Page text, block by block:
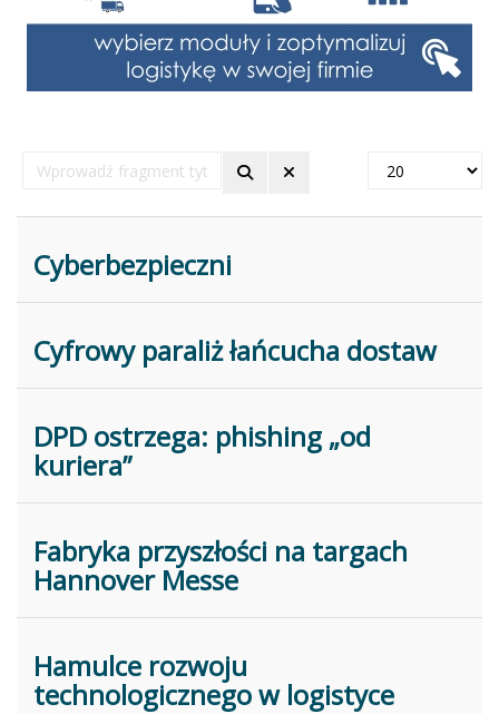
Wprowadź
fragment
Pokaż
Cyberbezpieczni
Cyfrowy paraliż łańcucha dostaw
DPD ostrzega: phishing „od
kuriera”
Fabryka przyszłości na targach
Hannover Messe
Hamulce rozwoju
technologicznego w logistyce